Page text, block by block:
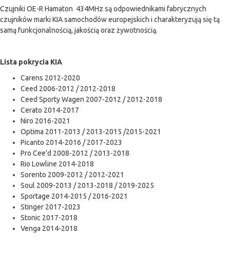
Czujniki OE-R Hamaton 434MHz są odpowiednikami fabrycznych
czujników marki KIA samochodów europejskich i charakteryzują się tą
samą funkcjonalnością, jakością oraz żywotnością.
Lista pokrycia KIA
Carens 2012-2020
Ceed 2006-2012 / 2012-2018
Ceed Sporty Wagen 2007-2012 / 2012-2018
Cerato 2014-2017
Niro 2016-2021
Optima 2011-2013 / 2013-2015 /2015-2021
Picanto 2014-2016 / 2017-2023
Pro Cee'd 2008-2012 / 2013-2018
Rio Lowline 2014-2018
Sorento 2009-2012 / 2012-2021
Soul 2009-2013 / 2013-2018 / 2019-2025
Sportage 2014-2015 / 2016-2021
Stinger 2017-2023
Stonic 2017-2018
Venga 2014-2018